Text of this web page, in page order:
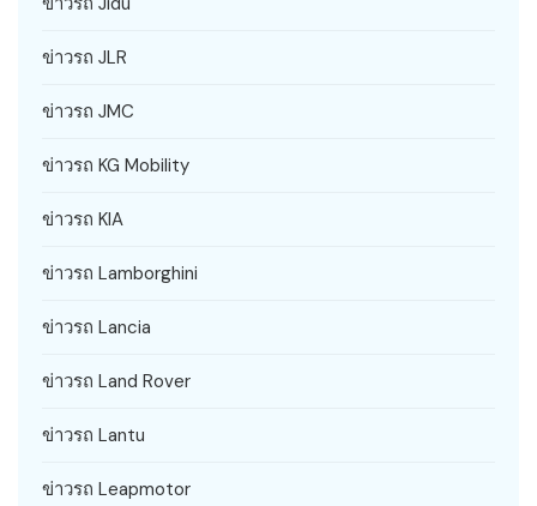
ข่าวรถ JLR
ข่าวรถ JMC
ข่าวรถ KG Mobility
ข่าวรถ KIA
ข่าวรถ Lamborghini
ข่าวรถ Lancia
ข่าวรถ Land Rover
ข่าวรถ Lantu
ข่าวรถ Leapmotor